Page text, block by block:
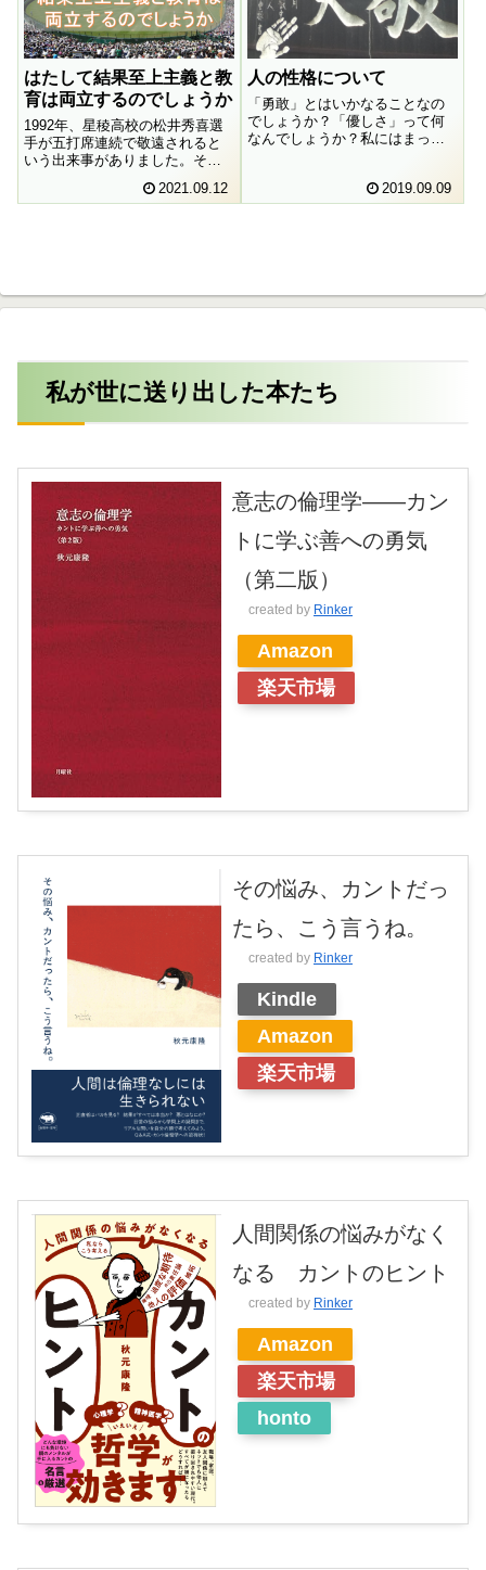
はたして結果至上主義と教
育は両立するのでしょうか
1992年、星稜高校の松井秀喜選
手が五打席連続で敬遠されると
いう出来事がありました。そし
巻き起こしました。はたしてこ
2021.09.12
人の性格について
「勇敢」とはいかなることなの
でしょうか？「優しさ」って何
なんでしょうか？私にはまった
るとすると、その徳の獲得のた
めに私は何をしたらよいのでし
2019.09.09
私が世に送り出した本たち
意志の倫理学――カン
トに学ぶ善への勇気
（第二版）
created by Rinker
Amazon
楽天市場
その悩み、カントだっ
たら、こう言うね。
created by Rinker
Kindle
Amazon
楽天市場
人間関係の悩みがなく
なる カントのヒント
created by Rinker
Amazon
楽天市場
honto